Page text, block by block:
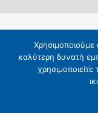
καλύτερη δυνατή